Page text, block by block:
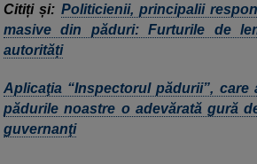
Citiți și: Politicienii, principalii
masive din păduri: Furturile de
autorități
Aplicaţia “Inspectorul pădurii”, care
pădurile noastre o adevărată gură
guvernanţi